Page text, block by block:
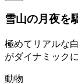
雪山の月夜を
極めてリアルな
がダイナミック
動物